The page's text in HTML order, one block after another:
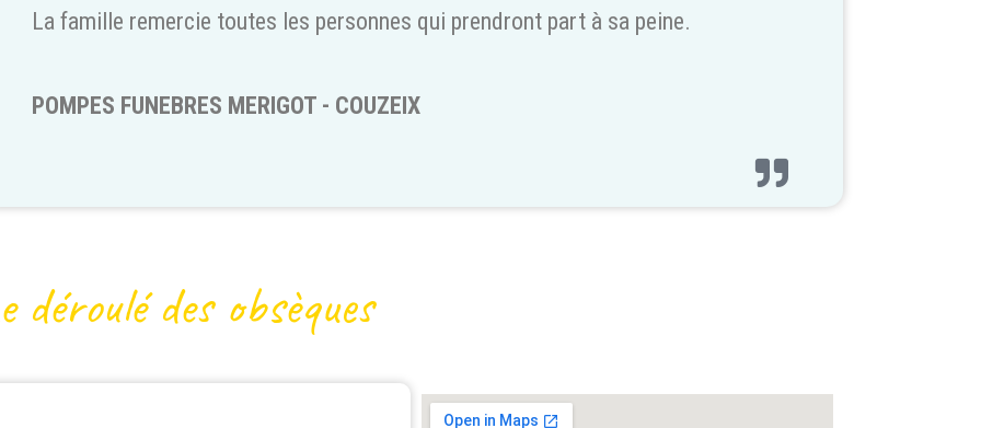
La famille remercie toutes les personnes qui prendront part à sa peine.
POMPES FUNEBRES MERIGOT - COUZEIX
déroulé des obsèques